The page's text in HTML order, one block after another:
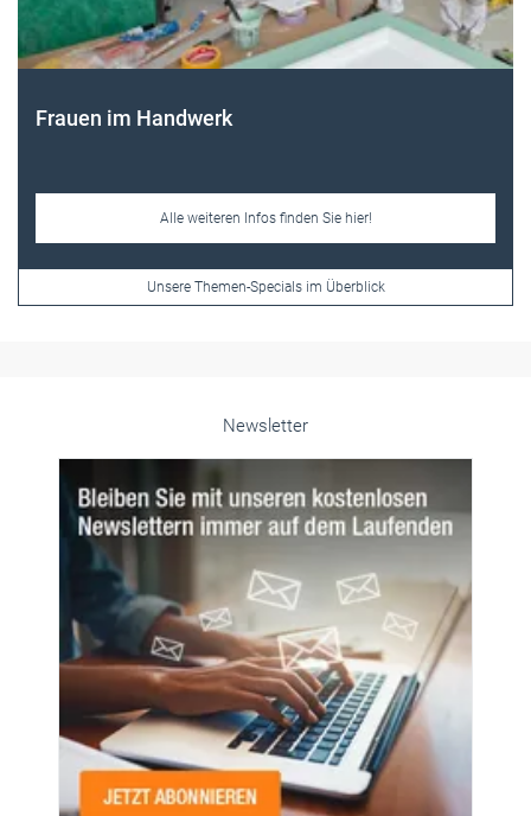
Frauen im Handwerk
Alle weiteren Infos finden Sie hier!
Unsere Themen-Specials im Überblick
Newsletter